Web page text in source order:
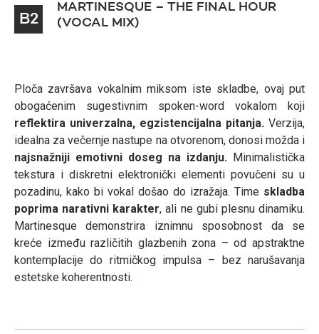
B2
MARTINESQUE – THE FINAL HOUR
(VOCAL MIX)
Ploča završava vokalnim miksom iste skladbe, ovaj put
obogaćenim sugestivnim spoken-word vokalom koji
reflektira univerzalna, egzistencijalna pitanja. Verzija,
idealna za večernje nastupe na otvorenom, donosi možda i
najsnažniji emotivni doseg na izdanju. Minimalistička
tekstura i diskretni elektronički elementi povučeni su u
pozadinu, kako bi vokal došao do izražaja. Time skladba
poprima narativni karakter, ali ne gubi plesnu dinamiku.
Martinesque demonstrira iznimnu sposobnost da se
kreće između različitih glazbenih zona – od apstraktne
kontemplacije do ritmičkog impulsa – bez narušavanja
estetske koherentnosti.